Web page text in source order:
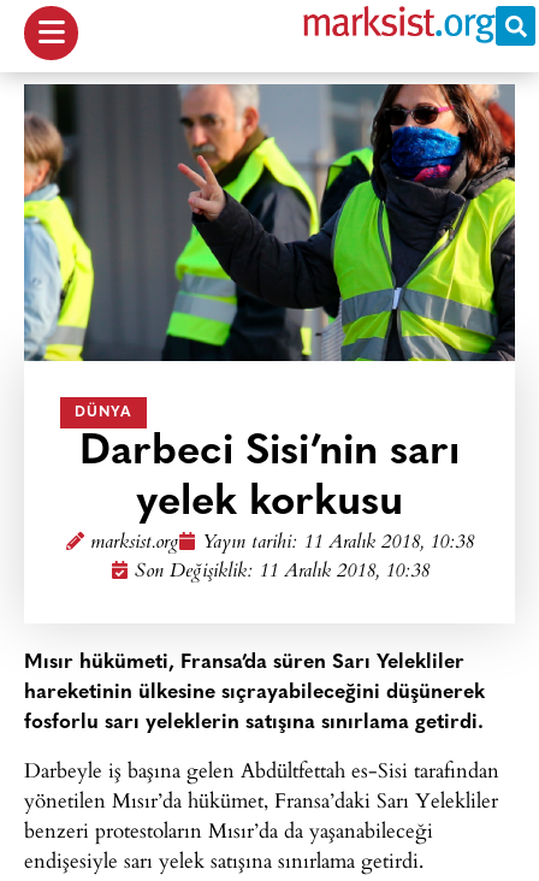
DÜNYA
Darbeci Sisi’nin sarı
yelek korkusu
marksist.org Yayın tarihi: 11 Aralık 2018, 10:38
Son Değişiklik: 11 Aralık 2018, 10:38
Mısır hükümeti, Fransa’da süren Sarı Yelekliler
hareketinin ülkesine sıçrayabileceğini düşünerek
fosforlu sarı yeleklerin satışına sınırlama getirdi.
Darbeyle iş başına gelen Abdültfettah es-Sisi tarafından
yönetilen Mısır’da hükümet, Fransa’daki Sarı Yelekliler
benzeri protestoların Mısır’da da yaşanabileceği
endişesiyle sarı yelek satışına sınırlama getirdi.